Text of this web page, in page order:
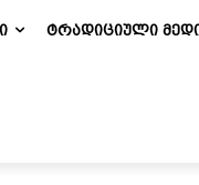
ᲢᲠᲐᲓᲘᲪᲘᲣᲚᲘ